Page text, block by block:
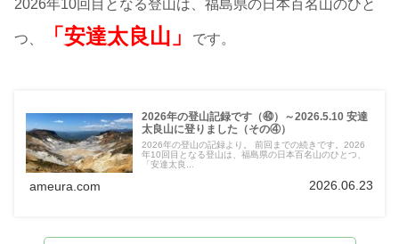
2026年10回目となる登山は、福島県の日本百名山のひと
つ、 「安達太良山」 です。
2026年の登山記録です（㊵）～2026.5.10 安達
太良山に登りました（その④）
2026年の登山の記録より。 前回までの続きです。2026
年10回目となる登山は、福島県の日本百名山のひとつ、
「安達太良...
ameura.com 2026.06.23